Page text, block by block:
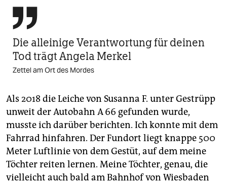

Die alleinige Verantwortung für deinen
Tod trägt Angela Merkel
Zettel am Ort des Mordes
Als 2018 die Leiche von Susanna F. unter Gestrüpp
unweit der Autobahn A 66 gefunden wurde,
musste ich darüber berichten. Ich konnte mit dem
Fahrrad hinfahren. Der Fundort liegt knappe 500
Meter Luftlinie von dem Gestüt, auf dem meine
Töchter reiten lernen. Meine Töchter, genau, die
vielleicht auch bald am Bahnhof von Wiesbaden